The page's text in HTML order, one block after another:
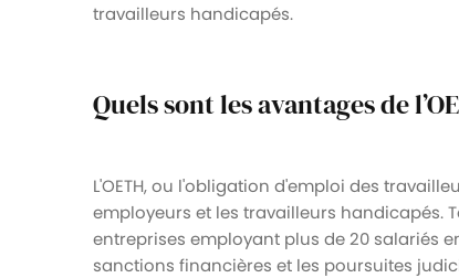
travailleurs handicapés.
Quels sont les avantages de
L'OETH, ou l'obligation d'emploi des
employeurs et les travailleurs handicapés.
entreprises employant plus de 20 salariés
sanctions financières et les poursuites